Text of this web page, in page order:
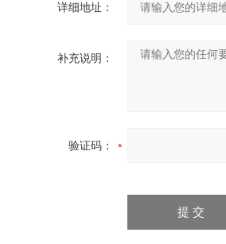
详细地址：
补充说明：
验证码：